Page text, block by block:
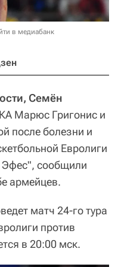
в медиабанк
Семён
Марюс Григонис и
после болезни и
Евролиги
Эфес", сообщили
армейцев.
матч 24-го тура
против
в 20:00 мск.